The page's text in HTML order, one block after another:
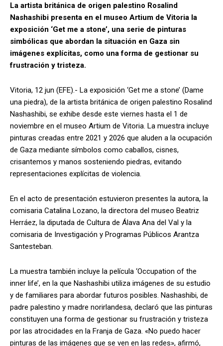
La artista británica de origen palestino Rosalind
Nashashibi presenta en el museo Artium de Vitoria la
exposición ‘Get me a stone’, una serie de pinturas
simbólicas que abordan la situación en Gaza sin
imágenes explícitas, como una forma de gestionar su
frustración y tristeza.
Vitoria, 12 jun (EFE).- La exposición ‘Get me a stone’ (Dame
una piedra), de la artista británica de origen palestino Rosalind
Nashashibi, se exhibe desde este viernes hasta el 1 de
noviembre en el museo Artium de Vitoria. La muestra incluye
pinturas creadas entre 2021 y 2026 que aluden a la ocupación
de Gaza mediante símbolos como caballos, cisnes,
crisantemos y manos sosteniendo piedras, evitando
representaciones explícitas de violencia.
En el acto de presentación estuvieron presentes la autora, la
comisaria Catalina Lozano, la directora del museo Beatriz
Herráez, la diputada de Cultura de Álava Ana del Val y la
comisaria de Investigación y Programas Públicos Arantza
Santesteban.
La muestra también incluye la película ‘Occupation of the
inner life’, en la que Nashashibi utiliza imágenes de su estudio
y de familiares para abordar futuros posibles. Nashashibi, de
padre palestino y madre norirlandesa, declaró que las pinturas
constituyen una forma de gestionar su frustración y tristeza
por las atrocidades en la Franja de Gaza. «No puedo hacer
pinturas de las imágenes que se ven en las redes», afirmó,